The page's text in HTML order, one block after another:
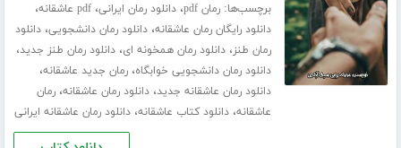
برچسب‌ها:رمان pdf ،دانلود رمان ایرانی،pdf عاشقانه ،
دانلود رایگان رمان عاشقانه،دانلود رمان دانشجویی،دانلود
رمان طنز،دانلود رمان همخونه ای،دانلود رمان طنز جدید،
دانلود رمان دانشجویی خوابگاه،رمان جدید عاشقانه،
دانلود رمان عاشقانه جدید،دانلود رمان عاشقانه،رمان
عاشقانه،دانلود کتاب عاشقانه،دانلود رمان عاشقانه ایرانی